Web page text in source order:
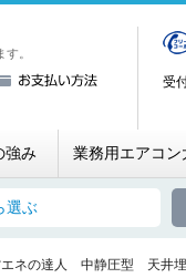
用エアコン専門店 エア
。
受
強み 業務用エアコン
選ぶ
ネの達人 中静圧型 天井埋